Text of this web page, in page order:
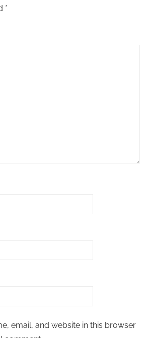
*
email, and website in this browser